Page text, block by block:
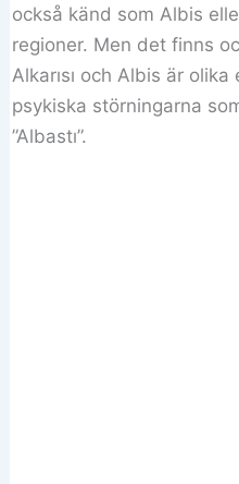
också känd som Albis
regioner. Men det finns
Alkarısı och Albis är
psykiska störningarna
”Albastı”.